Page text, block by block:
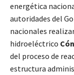
energética
autoridades del
nacionales
hidroeléctrico
del proceso de
estructura